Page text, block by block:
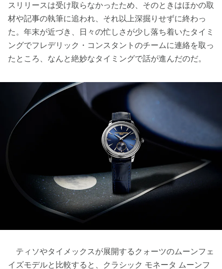
スリリースは受け取らなかったため、そのときはほかの取
材や記事の執筆に追われ、それ以上深掘りせずに終わっ
た。年末が近づき、日々の忙しさが少し落ち着いたタイミ
ングでフレデリック・コンスタントのチームに連絡を取っ
たところ、なんと絶妙なタイミングで話が進んだのだ。
ティソやタイメックスが展開するクォーツのムーンフェ
イズモデルと比較すると、クラシック モネータ ムーンフ